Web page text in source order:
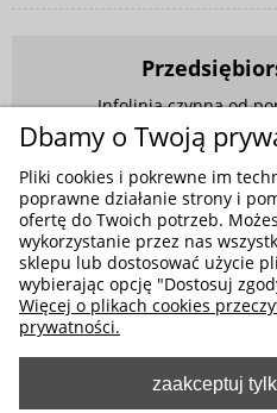
Infolinia czynna od
w godzinach
881
E-mail:
Sklepy
ul. Składowa 26,
ul. Żywiecka 91,
Dbamy o Twoją
Pliki cookies i pokrewne im
poprawne działanie strony i
ofertę do Twoich potrzeb.
wykorzystanie przez nas
sklepu lub dostosować użycie
wybierając opcję "Dostosuj
Więcej o plikach cookies
prywatności.
zaakceptuj